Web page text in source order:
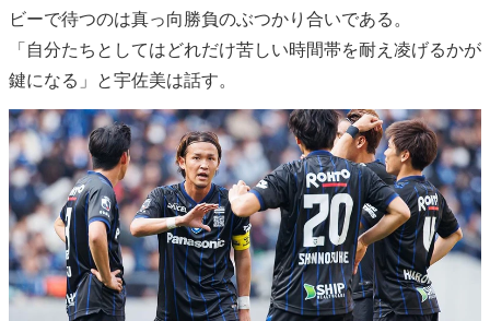
ビーで待つのは真っ向勝負のぶつかり合いである。
「自分たちとしてはどれだけ苦しい時間帯を耐え凌げるかが
鍵になる」と宇佐美は話す。